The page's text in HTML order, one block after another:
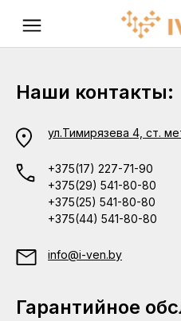
Наши контакты:
ул.Тимирязева 4, ст.
+375(17) 227-71-90
+375(29) 541-80-80
+375(25) 541-80-80
+375(44) 541-80-80
info@i-ven.by
Гарантийное